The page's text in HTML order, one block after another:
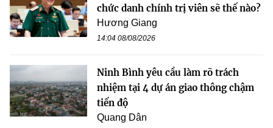
chức danh chính trị viên sẽ thế nào?
Hương Giang
14:04 08/08/2026
Ninh Bình yêu cầu làm rõ trách
nhiệm tại 4 dự án giao thông chậm
tiến độ
Quang Dân